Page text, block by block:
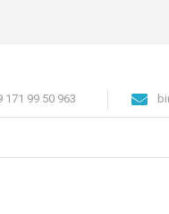
171 99 50 963